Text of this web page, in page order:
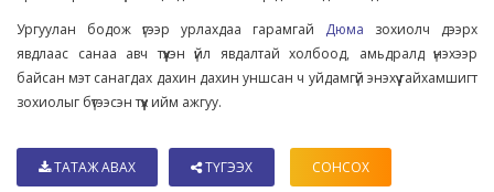
Ургуулан бодож үгээр урлахдаа гарамгай Дюма зохиолч дээрх
явдлаас санаа авч түүхэн үйл явдалтай холбоод, амьдралд үнэхээр
байсан мэт санагдах дахин дахин уншсан ч уйдамгүй энэхүү гайхамшигт
зохиолыг бүтээсэн түүх ийм ажгуу.
ТАТАЖ АВАХ ТҮГЭЭХ СОНСОХ